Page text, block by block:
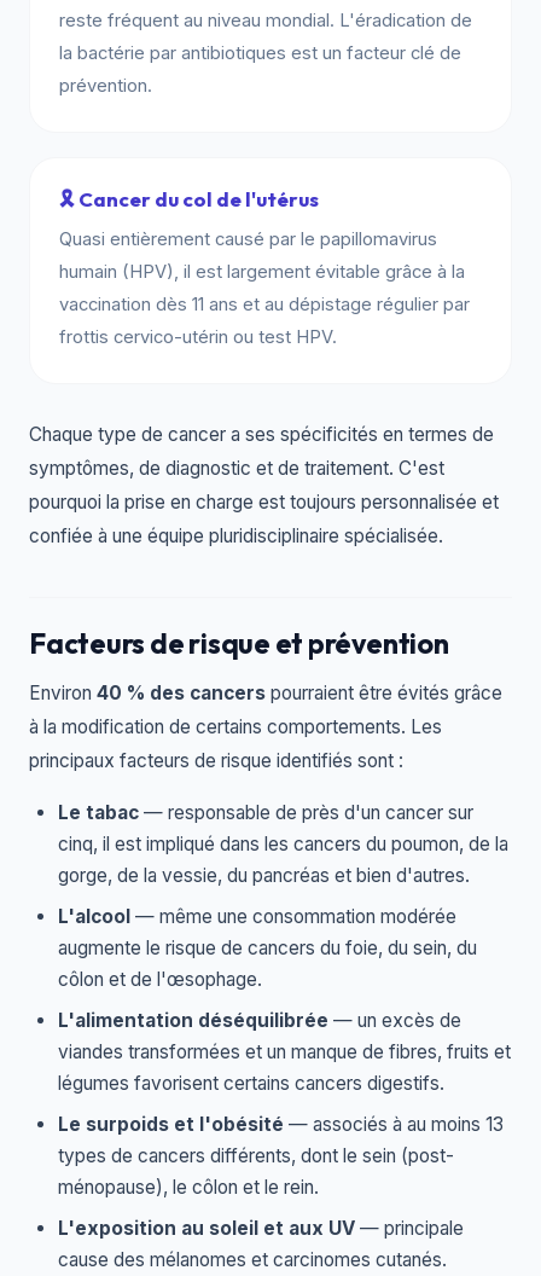
reste fréquent au niveau mondial. L'éradication de
la bactérie par antibiotiques est un facteur clé de
prévention.
🎗️ Cancer du col de l'utérus
Quasi entièrement causé par le papillomavirus
humain (HPV), il est largement évitable grâce à la
vaccination dès 11 ans et au dépistage régulier par
frottis cervico-utérin ou test HPV.
Chaque type de cancer a ses spécificités en termes de
symptômes, de diagnostic et de traitement. C'est
pourquoi la prise en charge est toujours personnalisée et
confiée à une équipe pluridisciplinaire spécialisée.
Facteurs de risque et prévention
Environ 40 % des cancers pourraient être évités grâce
à la modification de certains comportements. Les
principaux facteurs de risque identifiés sont :
Le tabac — responsable de près d'un cancer sur
cinq, il est impliqué dans les cancers du poumon, de la
gorge, de la vessie, du pancréas et bien d'autres.
L'alcool — même une consommation modérée
augmente le risque de cancers du foie, du sein, du
côlon et de l'œsophage.
L'alimentation déséquilibrée — un excès de
viandes transformées et un manque de fibres, fruits et
légumes favorisent certains cancers digestifs.
Le surpoids et l'obésité — associés à au moins 13
types de cancers différents, dont le sein (post-
ménopause), le côlon et le rein.
L'exposition au soleil et aux UV — principale
cause des mélanomes et carcinomes cutanés.